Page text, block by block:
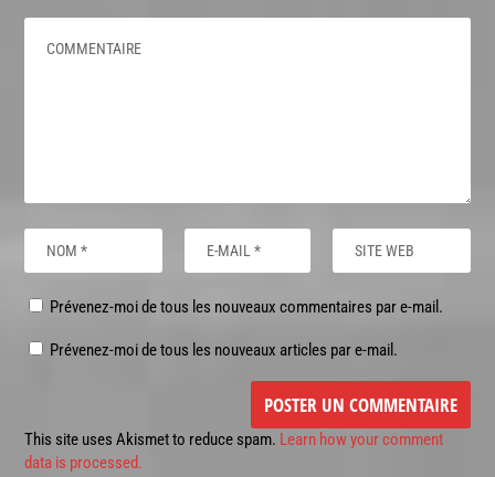
Prévenez-moi de tous les nouveaux commentaires par e-mail.
Prévenez-moi de tous les nouveaux articles par e-mail.
This site uses Akismet to reduce spam. Learn how your comment
data is processed.